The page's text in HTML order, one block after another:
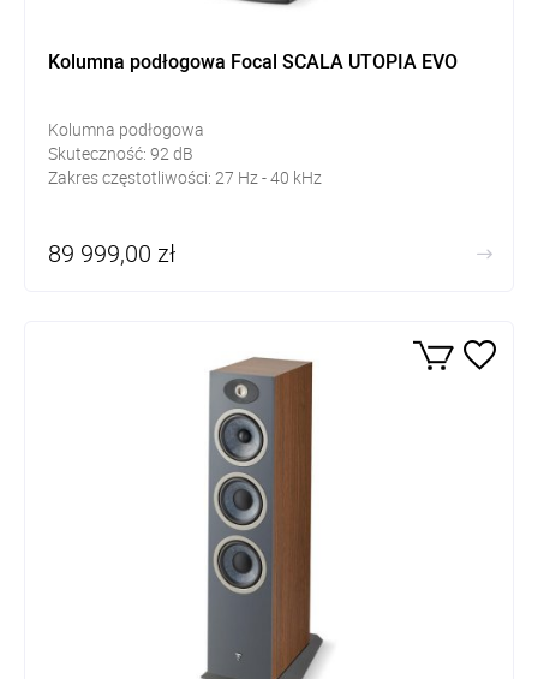
Kolumna podłogowa Focal SCALA UTOPIA EVO
Kolumna podłogowa
Skuteczność: 92dB
Zakres częstotliwości: 27 Hz - 40 kHz
89 999,00 zł